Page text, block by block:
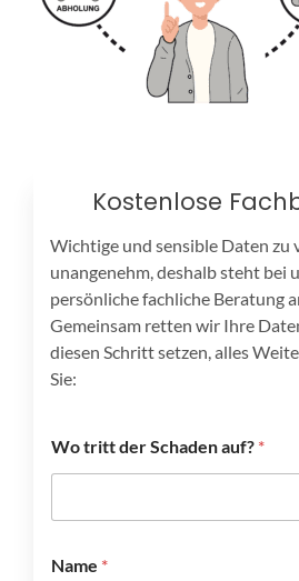
Kostenlose
Wichtige und sensible Daten zu
unangenehm, deshalb steht bei
persönliche fachliche Beratung
Gemeinsam retten wir Ihre
diesen Schritt setzen, alles
Sie:
Wo tritt der Schaden auf? *
Name *